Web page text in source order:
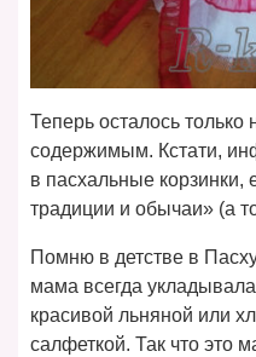
Теперь осталось
содержимым. Кстати,
в пасхальные корзинки,
традиции и обычаи» (а
Помню в детстве в
мама всегда
красивой льняной или
салфеткой. Так что это